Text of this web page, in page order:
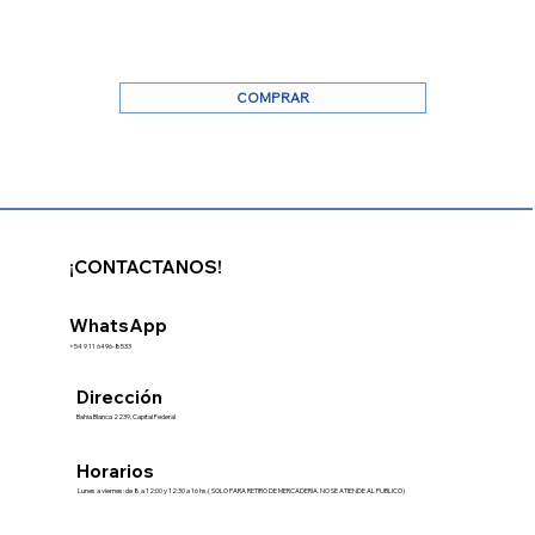
COMPRAR
¡CONTACTANOS!
WhatsApp
+54 9 11 6496-8533
Dirección
Bahia Blanca 2239, Capital Federal
Horarios
Lunes a viernes: de 8 a 12:00 y 12:30 a 16 hs.( SOLO PARA RETIRO DE MERCADERIA. NO SE ATIENDE AL PUBLICO)